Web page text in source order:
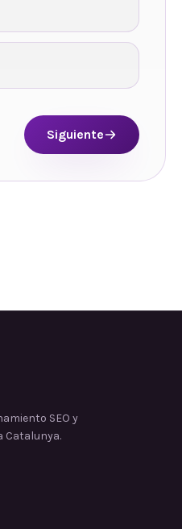
Siguiente
SEO y
Catalunya.